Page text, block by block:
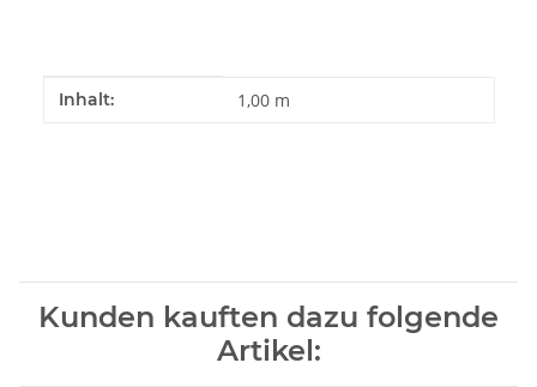
Produkteigenschaft
Wert
Inhalt: 1,00 m
Kunden kauften dazu folgende
Artikel: